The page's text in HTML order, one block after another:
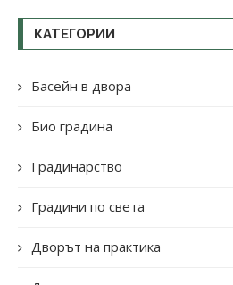
КАТЕГОРИИ
Басейн в двора
Био градина
Градинарство
Градини по света
Дворът на практика